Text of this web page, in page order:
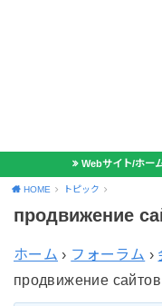
Webサイト/ホー
HOME トピック
продвижение
ホーム › フォーラム ›
продвижение сайтов